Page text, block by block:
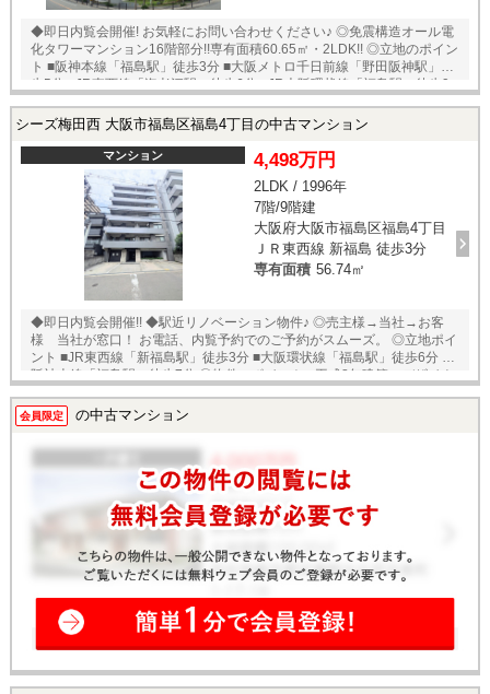
◆即日内覧会開催! お気軽にお問い合わせください♪ ◎免震構造オール電
化タワーマンション16階部分!!専有面積60.65㎡・2LDK!! ◎立地のポイン
ト ■阪神本線「福島駅」徒歩3分 ■大阪メトロ千日前線「野田阪神駅」徒
歩5分 ■JR東西線「海老江駅」徒歩6分 ■JR大阪環状線「福島駅」徒歩9
で陽当たり、眺望良好です♪ ■免震構造、オール電化タワーマンションで
房・食洗機・ディスポーザーなど設備充実!! ■24時間有人管理・先進のIT
セキュリティシステム導入!!24時間ゴミ出し可能♪ ■日々の暮らしをサポ
ートするホテルライクなコンシェルジュサービス付き♪ ■複数のスーパ
ー・公園・コンビニ・病院・学校など身近に揃う快適な住環境!! ■敷地内
には緑豊かな庭園、コンシェルジュカウンターや宅配ボックス完備♪ ■ペ
ット飼育可能です♪（飼育規定あり） ■通勤・通学にも大変便利♪ ※当社
ではネットで他社様が広告している物件も同時に紹介・案内可能です。
併せて内覧を希望される際は、物件名を担当者までお申し付け下さい。
シーズ梅田西 大阪市福島区福島4丁目の中古マンション
マンション 4,498万円
2LDK / 1996年
7階/9階建
大阪府大阪市福島区福島4丁目
ＪＲ東西線 新福島 徒歩3分
専有面積 56.74㎡
◆即日内覧会開催!! ◆駅近リノベーション物件♪ ◎売主様→当社→お客
様 当社が窓口！ お電話、内覧予約でのご予約がスムーズ。 ◎立地ポイ
ント ■JR東西線「新福島駅」徒歩3分 ■大阪環状線「福島駅」徒歩6分 ■
阪神本線「福島駅」徒歩7分 ◎物件のポイント ■平成8年建築のデザイナ
歩3分の好立地 ■上層階ですので陽当り眺望良好 ■各居室にエアコン設置
可能 ■食洗器、浴室暖房乾燥機付き ◎ご案内・物件パンフレットのご請
求はお気軽にどうぞ♪ ★即日内覧可能物件！お好きな日時でご内覧可能！
★ 当店までお電話いただくか、もしくは24時間対応可能「内覧予約・お
問い合わせ」フォームよりお問い合わせ下さい！業務に精通したスタッ
フが丁寧に対応致します。ご来店が困難な場合は、ご希望場所でのお待
ち合わせも可能です。
会員限定 の中古マンション